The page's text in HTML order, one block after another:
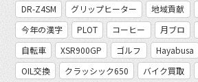
DR-Z4SM
グリップヒーター 地域貢献
今年の漢字
PLOT コーヒー 月ブロ
自転車
XSR900GP ゴルフ Hayabusa
OIL交換
クラッシック650 バイク買取